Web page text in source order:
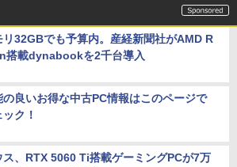
リ32GBでも予算内。産経新聞社がAMD R
搭載dynabookを2千台導入
の良いお得な中古PC情報はこのページで
ク！
ス、RTX 5060 Ti搭載ゲーミングPCが7万